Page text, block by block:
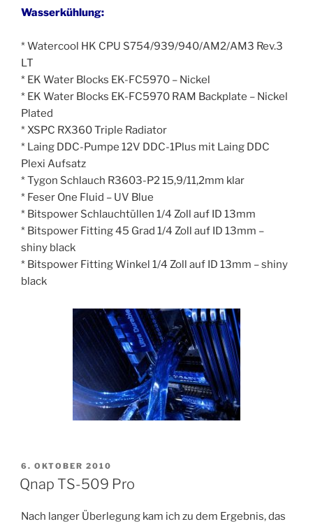
Wasserkühlung:
* Watercool HK CPU S754/939/940/AM2/AM3 Rev.3
LT
* EK Water Blocks EK-FC5970 – Nickel
* EK Water Blocks EK-FC5970 RAM Backplate – Nickel
Plated
* XSPC RX360 Triple Radiator
* Laing DDC-Pumpe 12V DDC-1Plus mit Laing DDC
Plexi Aufsatz
* Tygon Schlauch R3603-P2 15,9/11,2mm klar
* Feser One Fluid – UV Blue
* Bitspower Schlauchtüllen 1/4 Zoll auf ID 13mm
* Bitspower Fitting 45 Grad 1/4 Zoll auf ID 13mm –
shiny black
* Bitspower Fitting Winkel 1/4 Zoll auf ID 13mm – shiny
black
VERÖFFENTLICHT
AM
6. OKTOBER 2010
Qnap TS-509 Pro
Nach langer Überlegung kam ich zu dem Ergebnis, das